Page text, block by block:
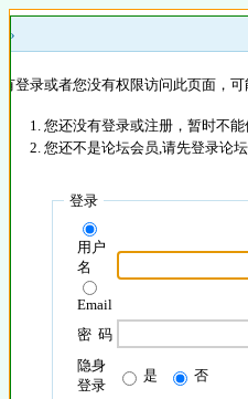
»
登录或者您没有权限访问此页面，
您还没有登录或注册，暂时不
您还不是论坛会员,请先登录论坛
登录
用户
名
Email
密 码
隐身
登录
是 否